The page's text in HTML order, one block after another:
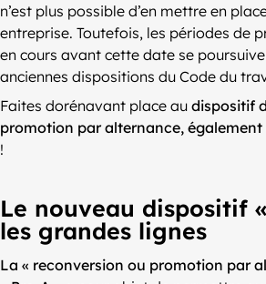
n’est plus possible d’en mettre en
entreprise. Toutefois, les périodes de
en cours avant cette date se
anciennes dispositions du Code du
Faites dorénavant place au dispositif
promotion par alternance, également
!
Le nouveau dispositif
les grandes lignes
La « reconversion ou promotion par